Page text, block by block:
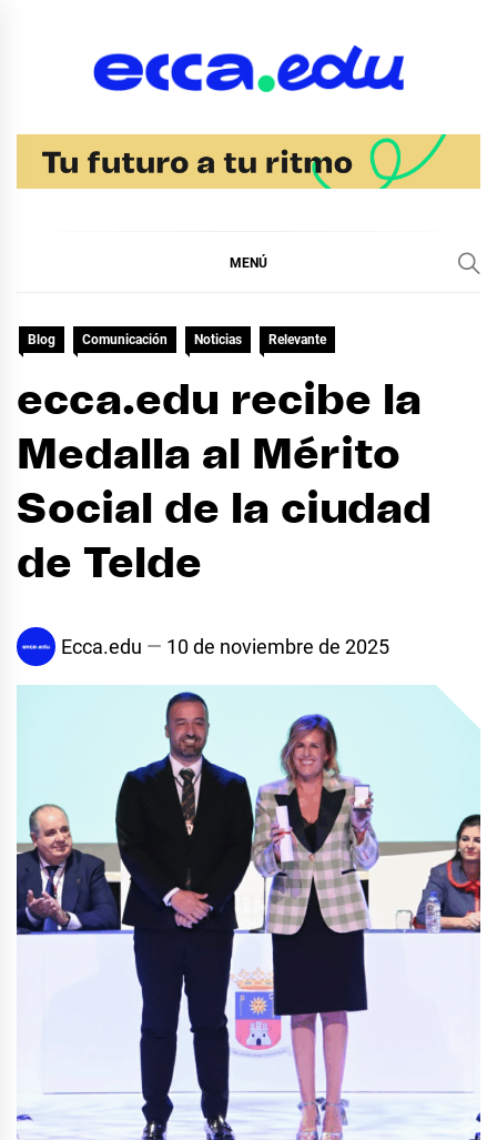
MENÚ
Blog Comunicación Noticias Relevante
ecca.edu recibe la
Medalla al Mérito
Social de la ciudad
de Telde
Ecca.edu 10 de noviembre de 2025